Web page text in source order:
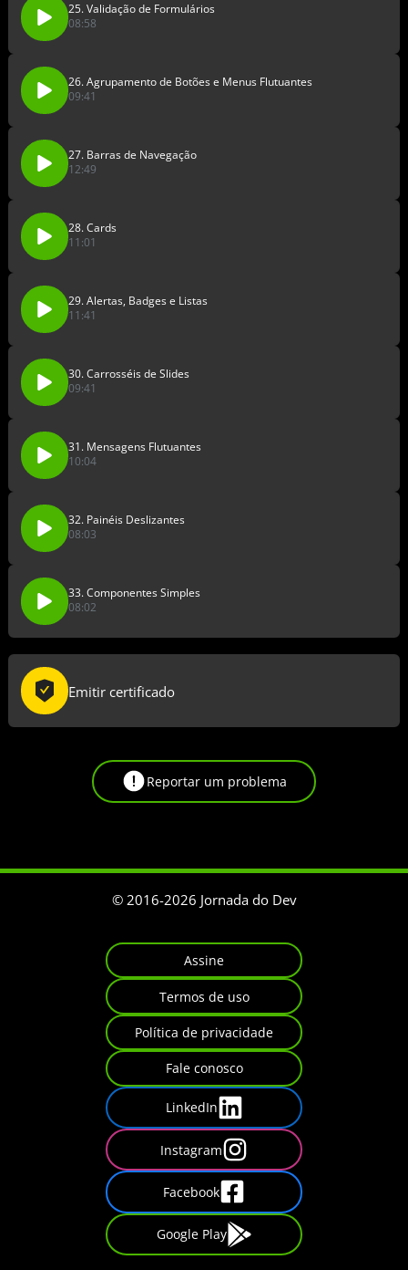
25. Validação de Formulários
08:58
26. Agrupamento de Botões e Menus Flutuantes
09:41
27. Barras de Navegação
12:49
28. Cards
11:01
29. Alertas, Badges e Listas
11:41
30. Carrosséis de Slides
09:41
31. Mensagens Flutuantes
10:04
32. Painéis Deslizantes
08:03
33. Componentes Simples
08:02
Emitir certificado
Reportar um problema
© 2016-2026 Jornada do Dev
Assine
Termos de uso
Política de privacidade
Fale conosco
LinkedIn
Instagram
Facebook
Google Play